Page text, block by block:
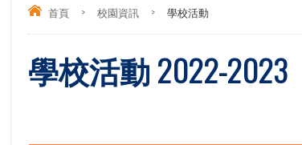
首頁 > 校園資訊 > 學校活動
學校活動 2022-2023